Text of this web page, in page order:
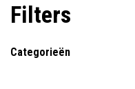
Filters
Categorieën